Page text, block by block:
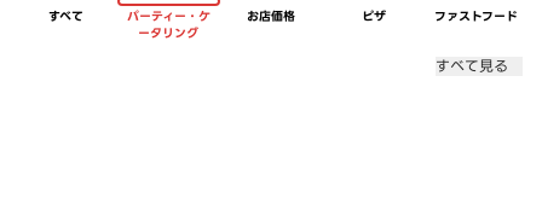
すべて
パーティー・ケ
ータリング
お店価格 ピザ ファストフード
すべて見る